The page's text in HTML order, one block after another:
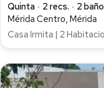
Quinta
2 recs. 2
Mérida Centro, Mérida
Casa Irmita | 2